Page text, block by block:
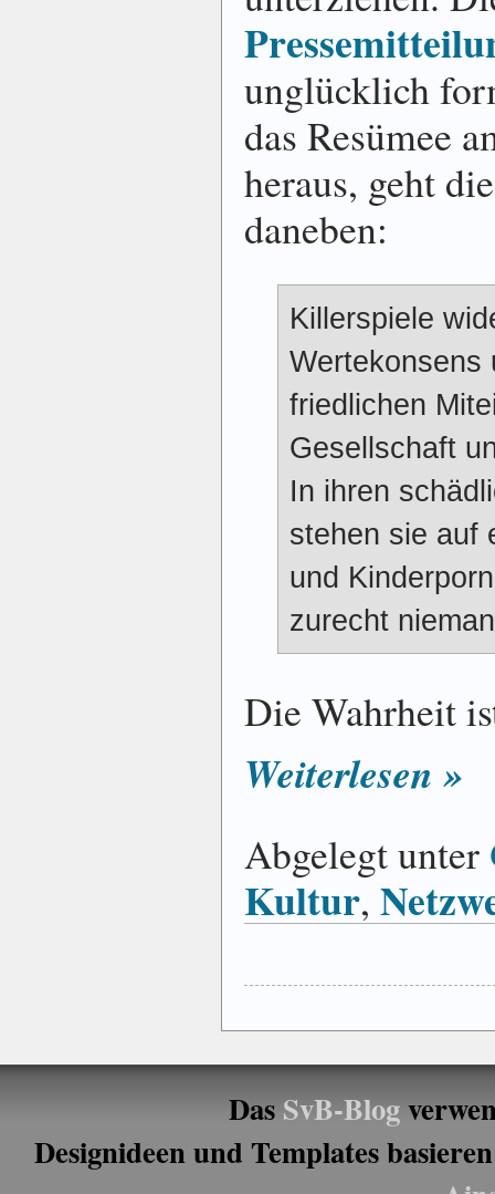
unglücklich
das Resümee
heraus, geht
daneben:
Killerspiele
Wertekonsens
friedlichen
Gesellschaft
In ihren
stehen sie auf
und
zurecht
Die Wahrheit
Weiterlesen »
Abgelegt unter
Kultur,
DasSvB-Blog
Designideen und Templates